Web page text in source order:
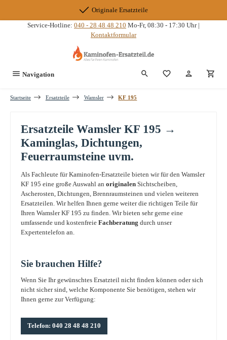
Originale Ersatzteile
Service-Hotline: 040 - 28 48 48 210 Mo-Fr, 08:30 - 17:30 Uhr |
Kontaktformular
Navigation Du hast 0
Startseite Ersatzteile Wamsler KF 195
Ersatzteile Wamsler KF 195 →
Kaminglas, Dichtungen,
Feuerraumsteine uvm.
Als Fachleute für Kaminofen-Ersatzteile bieten wir für den Wamsler
KF 195 eine große Auswahl an originalen Sichtscheiben,
Ascherosten, Dichtungen, Brennraumsteinen und vielen weiteren
Ersatzteilen. Wir helfen Ihnen gerne weiter die richtigen Teile für
Ihren Wamsler KF 195 zu finden. Wir bieten sehr gerne eine
umfassende und kostenfreie Fachberatung durch unser
Expertentelefon an.
Sie brauchen Hilfe?
Wenn Sie Ihr gewünschtes Ersatzteil nicht finden können oder sich
nicht sicher sind, welche Komponente Sie benötigen, stehen wir
Ihnen gerne zur Verfügung:
Telefon: 040 28 48 48 210